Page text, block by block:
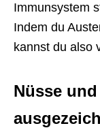
Immunsystem
Indem du
kannst du also
Nüsse